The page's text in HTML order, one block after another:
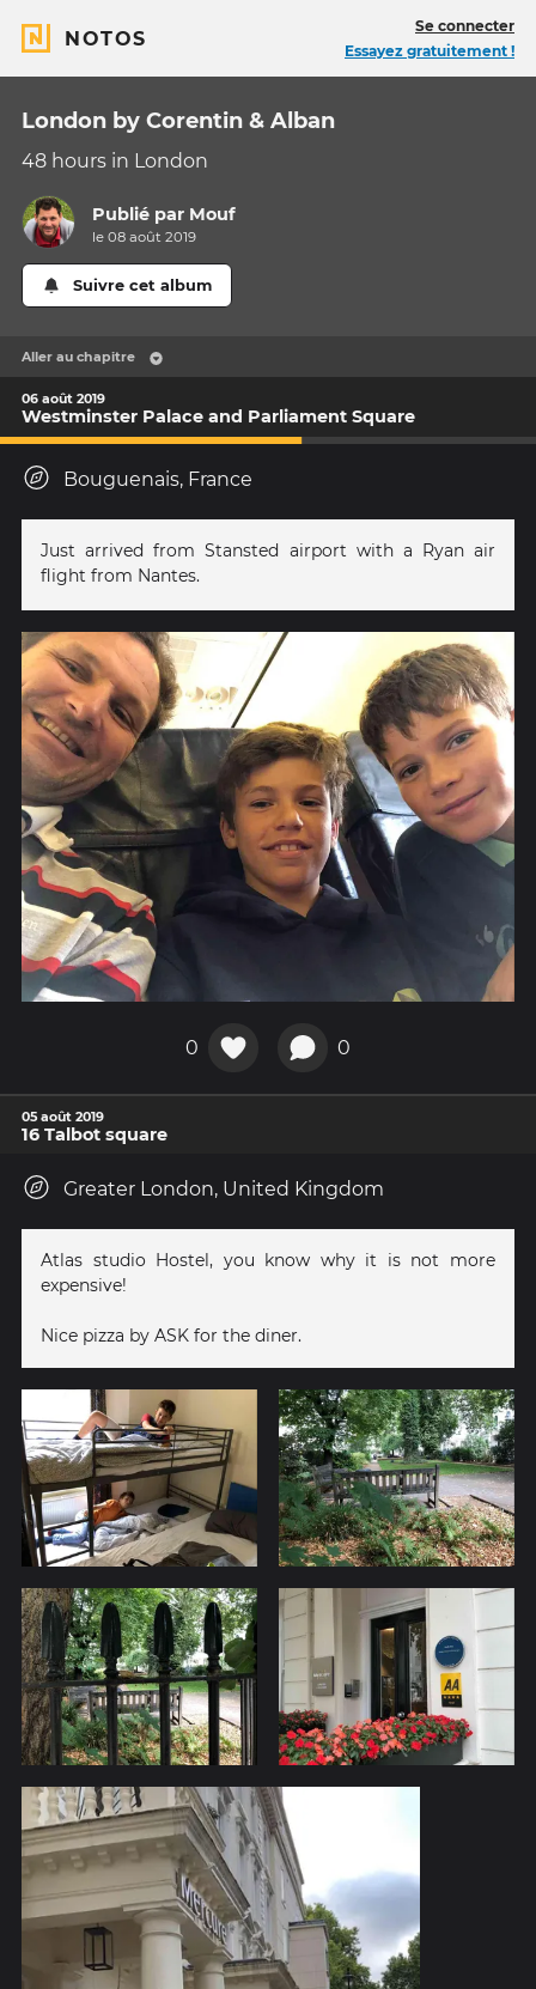
NOTOS
Se connecter
Essayez gratuitement !
London by Corentin & Alban
48 hours in London
Publié par Mouf
le 08 août 2019
Suivre cet album
Aller au chapitre
06 août 2019
Westminster Palace and Parliament Square
Bouguenais, France
Just arrived from Stansted airport with a Ryan air
flight from Nantes.
0 0
05 août 2019
16 Talbot square
Greater London, United Kingdom
Atlas studio Hostel, you know why it is not more
expensive!
Nice pizza by ASK for the diner.